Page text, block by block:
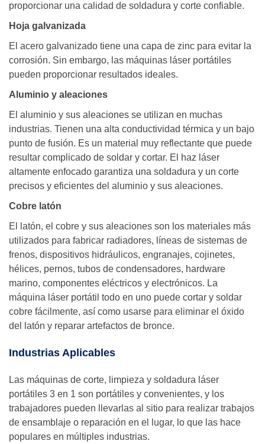
proporcionar una calidad de soldadura y corte confiable.
Hoja galvanizada
El acero galvanizado tiene una capa de zinc para evitar la
corrosión. Sin embargo, las máquinas láser portátiles
pueden proporcionar resultados ideales.
Aluminio y aleaciones
El aluminio y sus aleaciones se utilizan en muchas
industrias. Tienen una alta conductividad térmica y un bajo
punto de fusión. Es un material muy reflectante que puede
resultar complicado de soldar y cortar. El haz láser
altamente enfocado garantiza una soldadura y un corte
precisos y eficientes del aluminio y sus aleaciones.
Cobre latón
El latón, el cobre y sus aleaciones son los materiales más
utilizados para fabricar radiadores, líneas de sistemas de
frenos, dispositivos hidráulicos, engranajes, cojinetes,
hélices, pernos, tubos de condensadores, hardware
marino, componentes eléctricos y electrónicos. La
máquina láser portátil todo en uno puede cortar y soldar
cobre fácilmente, así como usarse para eliminar el óxido
del latón y reparar artefactos de bronce.
Industrias Aplicables
Las máquinas de corte, limpieza y soldadura láser
portátiles 3 en 1 son portátiles y convenientes, y los
trabajadores pueden llevarlas al sitio para realizar trabajos
de ensamblaje o reparación en el lugar, lo que las hace
populares en múltiples industrias.